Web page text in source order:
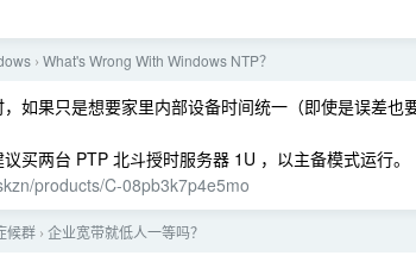
› What's Wrong With Windows NTP？
如果只是想要家里内部设备时间统一（即使是误差也
买两台 PTP 北斗授时服务器 1U ，以主备模式运行。
products/C-08pb3k7p4e5mo
候群 › 企业宽带就低人一等吗？